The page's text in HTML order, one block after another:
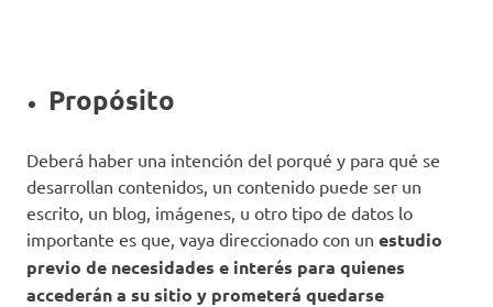
Propósito
Deberá haber una intención del porqué y para qué se
desarrollan contenidos, un contenido puede ser un
escrito, un blog, imágenes, u otro tipo de datos lo
importante es que, vaya direccionado con un estudio
previo de necesidades e interés para quienes
accederán a su sitio y prometerá quedarse